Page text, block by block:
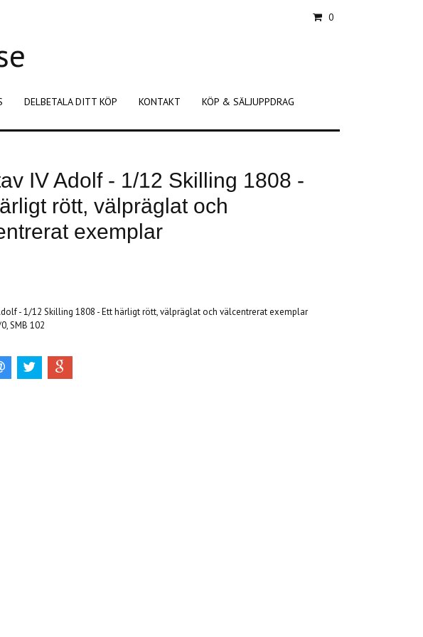
0
DELBETALA DITT KÖP KONTAKT
KÖP & SÄLJUPPDRAG
IV Adolf - 1/12 Skilling 1808 -
rött, välpräglat och
exemplar
- 1/12 Skilling 1808 - Ett härligt rött, välpräglat och välcentrerat exemplar
SMB 102